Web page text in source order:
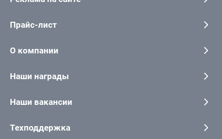
Прайс-лист
О компании
Наши награды
Наши вакансии
Техподдержка